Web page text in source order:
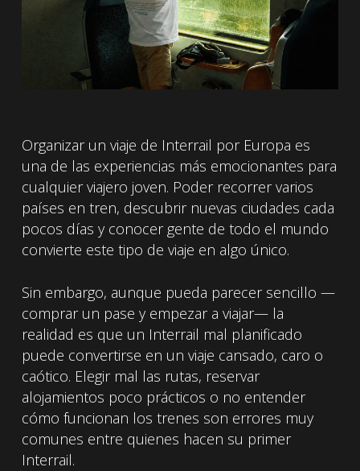
Organizar un viaje de Interrail por Europa es
una de las experiencias más emocionantes para
cualquier viajero joven. Poder recorrer varios
países en tren, descubrir nuevas ciudades cada
pocos días y conocer gente de todo el mundo
convierte este tipo de viaje en algo único.
Sin embargo, aunque pueda parecer sencillo —
comprar un pase y empezar a viajar— la
realidad es que un Interrail mal planificado
puede convertirse en un viaje cansado, caro o
caótico. Elegir mal las rutas, reservar
alojamientos poco prácticos o no entender
cómo funcionan los trenes son errores muy
comunes entre quienes hacen su primer
Interrail.